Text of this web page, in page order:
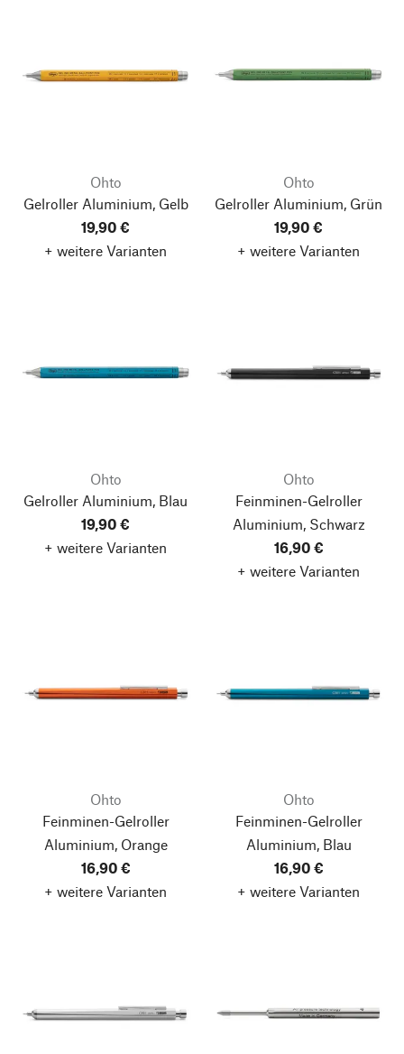
Ohto
Gelroller Aluminium, Gelb
19,90 €
+ weitere Varianten
Ohto
Gelroller Aluminium, Grün
19,90 €
+ weitere Varianten
Ohto
Gelroller Aluminium, Blau
19,90 €
+ weitere Varianten
Ohto
Feinminen-Gelroller
Aluminium, Schwarz
16,90 €
+ weitere Varianten
Ohto
Feinminen-Gelroller
Aluminium, Orange
16,90 €
+ weitere Varianten
Ohto
Feinminen-Gelroller
Aluminium, Blau
16,90 €
+ weitere Varianten